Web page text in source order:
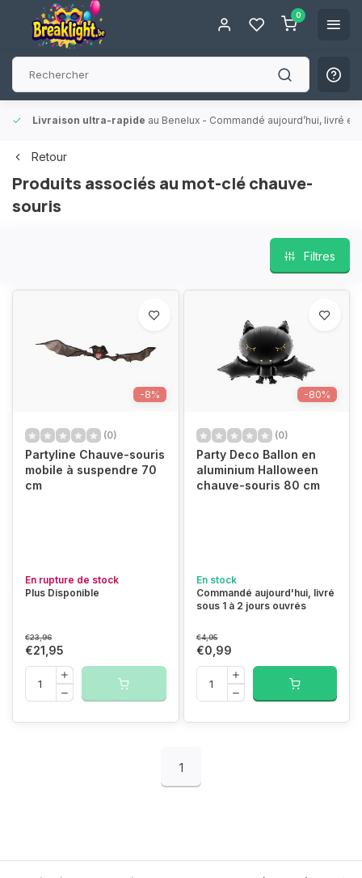
0
Livraison ultra-rapide au Benelux - Commandé aujourd’hui, livré
Retour
Produits associés au mot-clé chauve-
souris
Filtres
-8%
(0)
Partyline Chauve-souris
mobile à suspendre 70
cm
En rupture de stock
Plus Disponible
€23,96
€21,95
-80%
(0)
Party Deco Ballon en
aluminium Halloween
chauve-souris 80 cm
En stock
Commandé aujourd'hui, livré
sous 1 à 2 jours ouvrés
€4,95
€0,99
1